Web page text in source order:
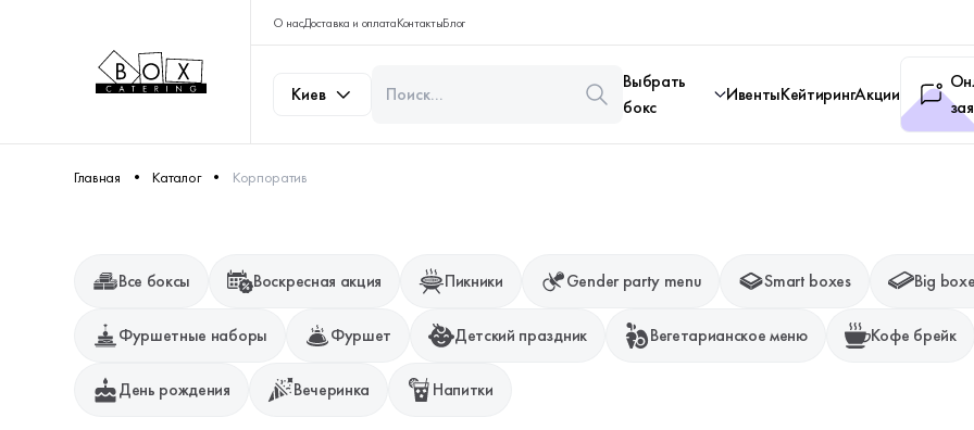
О насДоставка и оплатаКонтактыБлог
Киев
Выбрать
бокс
ИвентыКейтирингАкции
Главная Каталог Корпоратив
Все боксы Воскресная акция Пикники Gender party menu Smart boxes Big
Фуршетные наборы Фуршет Детский праздник Вегетарианское меню Кофе брейк
День рождения Вечеринка Напитки